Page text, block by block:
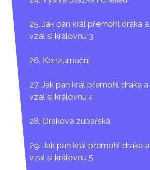
25. Jak pan král přemohl draka a
vzal si královnu 3
26. Konzumační
27. Jak pan král přemohl draka a
vzal si královnu 4
28. Drakova zubařská
29. Jak pan král přemohl draka a
vzal si královnu 5